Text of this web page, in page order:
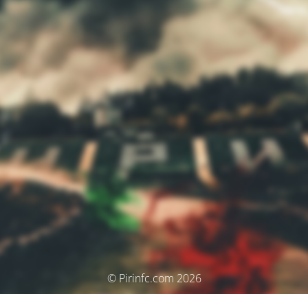
© Pirinfc.com 2026